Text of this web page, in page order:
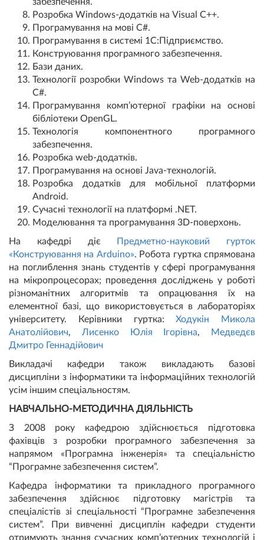
Розробка Windows-додатків на Visual C++.
Програмування на мові C#.
Програмування в системі 1С:Підприємство.
Конструювання програмного забезпечення.
Бази даних.
Технології розробки Windows та Web-додатків на
C#.
Програмування комп’ютерної графіки на основі
бібліотеки OpenGL.
Технологія компонентного програмного
забезпечення.
Розробка web-додатків.
Програмування на основі Java-технологій.
Розробка додатків для мобільної платформи
Android.
Сучасні технології на платформі .NET.
Моделювання та програмування 3D-поверхонь.
На кафедрі діє
Предметно-науковий гурток
«Конструювання на Аrduino». Робота гуртка спрямована
на поглиблення знань студентів у сфері програмування
на мікропроцесорах; проведення досліджень у роботі
різноманітних алгоритмів та опрацювання їх на
елементної базі, що використовується в лабораторіях
університету. Керівники гуртка: Ходукін Микола
Анатолійович, Лисенко Юлія Ігорівна,
Медведєв
Дмитро Геннадійович
Викладачі кафедри також викладають базові
дисципліни з інформатики та інформаційних технологій
усім іншим спеціальностям.
НАВЧАЛЬНО-МЕТОДИЧНА ДІЯЛЬНІСТЬ
З 2008 року кафедрою здійснюється підготовка
фахівців з розробки програмного забезпечення за
напрямом «Програмна інженерія» та спеціальністю
“Програмне забезпечення систем”.
Кафедра інформатики та прикладного програмного
забезпечення здійснює підготовку магістрів та
спеціалістів зі спеціальності “Програмне забезпечення
систем”. При вивченні дисциплін кафедри студенти
отримують знання сучасних комп’ютерних технологій і